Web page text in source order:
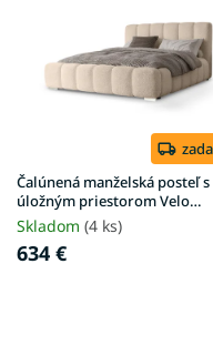
u
k
t
o
Čalúnená manželská posteľ s
úložným priestorom Velo
180x200 - béžová Anthology
Skladom (4 ks)
634 €